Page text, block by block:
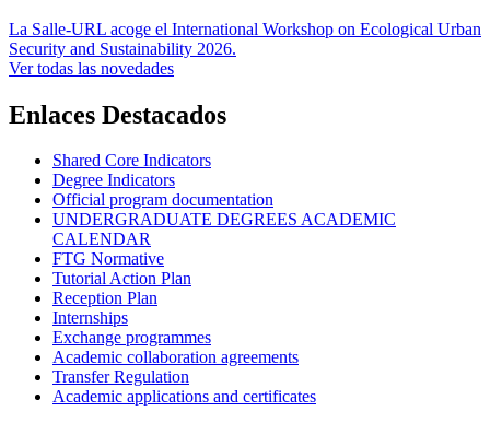
La Salle-URL acoge el International Workshop on Ecological Urban
Security and Sustainability 2026.
Ver todas las novedades
Enlaces Destacados
Shared Core Indicators
Degree Indicators
Official program documentation
UNDERGRADUATE DEGREES ACADEMIC
CALENDAR
FTG Normative
Tutorial Action Plan
Reception Plan
Internships
Exchange programmes
Academic collaboration agreements
Transfer Regulation
Academic applications and certificates